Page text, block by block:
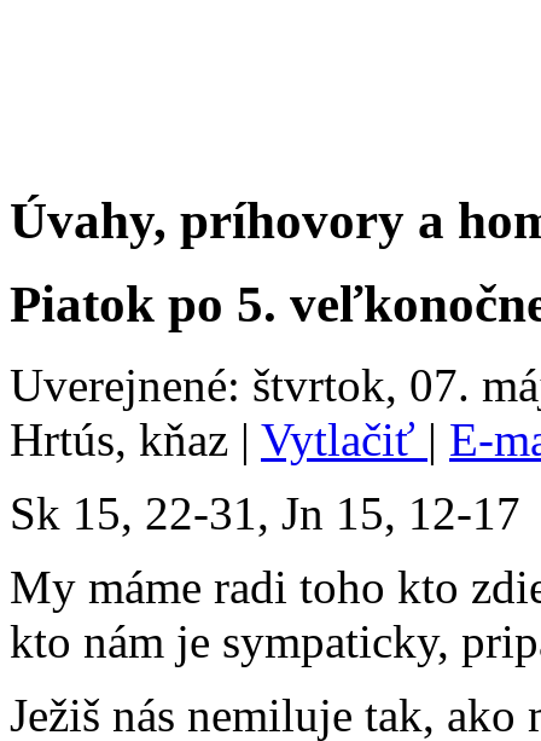
Úvahy, príhovory a
Piatok po 5.
Uverejnené: štvrtok, 07.
Hrtús, kňaz | Vytlačiť | E-
Sk 15, 22-31, Jn 15, 12-17
My máme radi toho kto
kto nám je sympaticky,
Ježiš nás nemiluje tak,